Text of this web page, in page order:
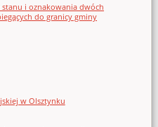
i oznakowania dwóch
do granicy gminy
w Olsztynku